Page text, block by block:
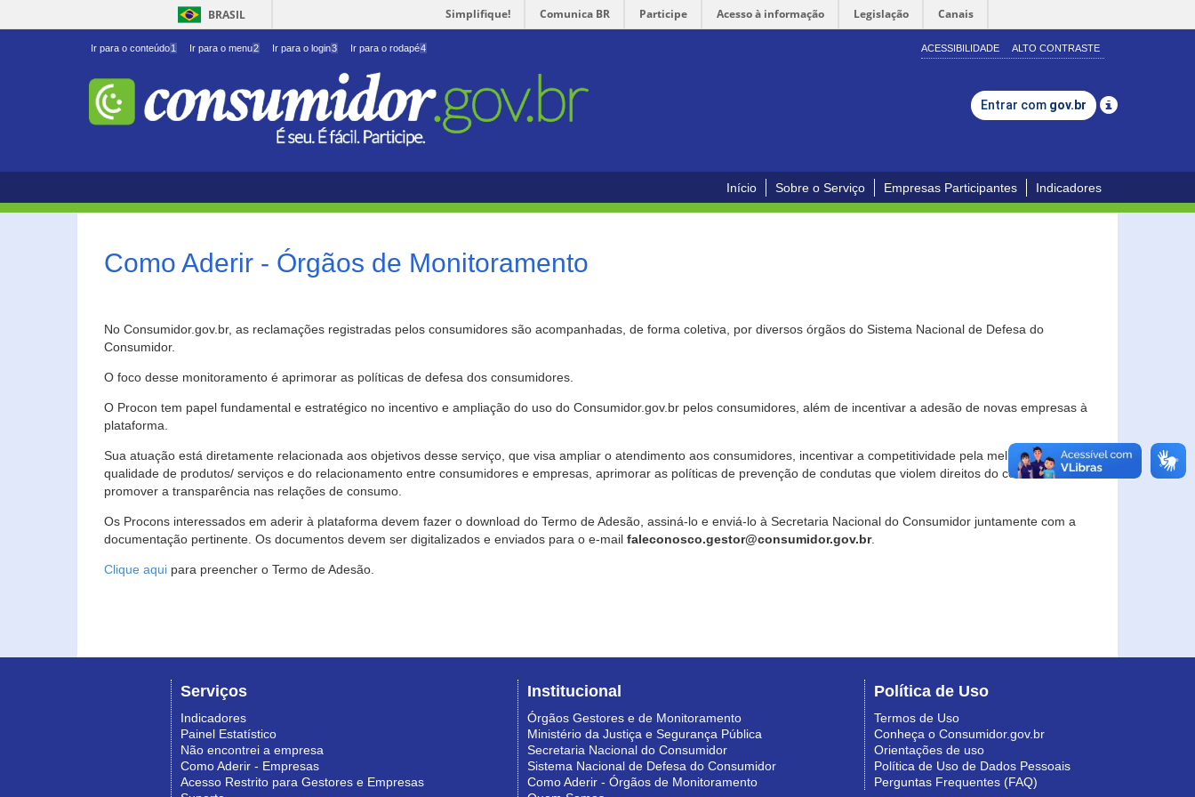
BRASIL Simplifique! Comunica BR Participe Acesso à informação Legislação Canais
Ir para o conteúdo1 Ir para o menu2 Ir para o login3 Ir para o rodapé4 ACESSIBILIDADE ALTO CONTRASTE
Entrar com gov.br
Início Sobre o Serviço Empresas Participantes Indicadores
Como Aderir - Órgãos de Monitoramento
No Consumidor.gov.br, as reclamações registradas pelos consumidores são acompanhadas, de forma coletiva, por diversos órgãos do Sistema Nacional de Defesa do
Consumidor.
O foco desse monitoramento é aprimorar as políticas de defesa dos consumidores.
O Procon tem papel fundamental e estratégico no incentivo e ampliação do uso do Consumidor.gov.br pelos consumidores, além de incentivar a adesão de novas empresas à
plataforma.
Sua atuação está diretamente relacionada aos objetivos desse serviço, que visa ampliar o atendimento aos consumidores, incentivar a competitividade pela melhoria da
qualidade de produtos/ serviços e do relacionamento entre consumidores e empresas, aprimorar as políticas de prevenção de condutas que violem direitos do consumidor e
promover a transparência nas relações de consumo.
Os Procons interessados em aderir à plataforma devem fazer o download do Termo de Adesão, assiná-lo e enviá-lo à Secretaria Nacional do Consumidor juntamente com a
documentação pertinente. Os documentos devem ser digitalizados e enviados para o e-mail faleconosco.gestor@consumidor.gov.br.
Clique aqui para preencher o Termo de Adesão.
Serviços
Indicadores
Painel Estatístico
Não encontrei a empresa
Como Aderir - Empresas
Acesso Restrito para Gestores e Empresas
Institucional
Órgãos Gestores e de Monitoramento
Ministério da Justiça e Segurança Pública
Secretaria Nacional do Consumidor
Sistema Nacional de Defesa do Consumidor
Como Aderir - Órgãos de Monitoramento
Política de Uso
Termos de Uso
Conheça o Consumidor.gov.br
Orientações de uso
Política de Uso de Dados Pessoais
Perguntas Frequentes (FAQ)